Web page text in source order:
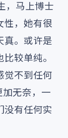
，马上博士
性，她有很
真。或许是
较单纯。
觉不到任何
无奈，一
没有任何实